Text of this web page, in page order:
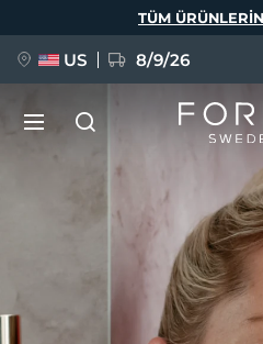
TÜM
US 8/9/26
FAQ™ Pure Beauty-Tech
BREAKING NEWS
Dil Seçimi
Deutsch
Italiano